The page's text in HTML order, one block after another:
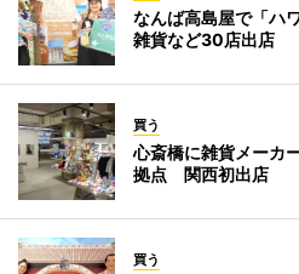
なんば高島屋で「ハ
雑貨など30店出店
買う
心斎橋に雑貨メーカ
拠点 関西初出店
買う